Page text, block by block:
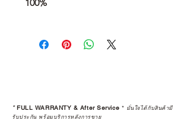
100%
คุณตัดสินใจซื้อ แต่รวมไปถึง
“ประสบการณ์หลังการใช้งาน” ใน
STUDIO และร้านตัวแทนจำหน่ายที่
ได้รับการแต่งตั้งอย่างเป็นทางการ จะ
*FULL WARRANTY & After Service * มั่นใจได้กับสินค้ามี
รับประกัน พร้อมบริการหลังการขาย